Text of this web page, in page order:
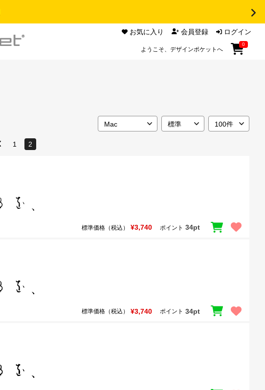
お気に入り 会員登録 ログイン
ようこそ、デザインポケットへ
0
1 2
標準価格（税込） ¥3,740 ポイント 34pt
標準価格（税込） ¥3,740 ポイント 34pt